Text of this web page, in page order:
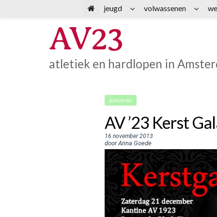
AV23
atletiek en hardlopen in
junioren
AV ’23 Kerst
16 november 2013
door Anna Goede
jeugd volwassenen